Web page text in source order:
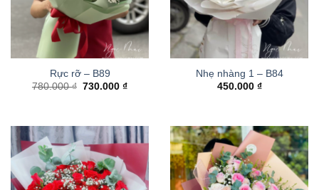
Rực rỡ – B89
780.000₫ Giá
730.000₫Giá
Nhẹ nhàng 1 – B84
450.000 ₫